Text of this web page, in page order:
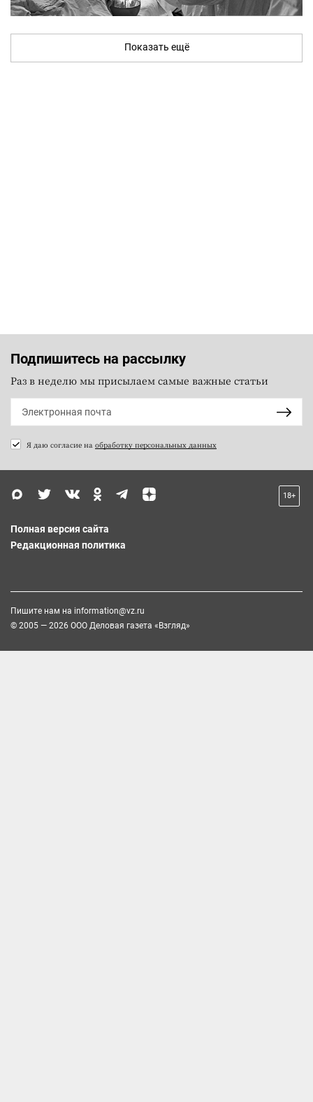
Показать ещё
Подпишитесь на рассылку
Раз в неделю мы присылаем самые важные статьи
Я даю согласие на обработку персональных данных
18+
Полная версия сайта
Редакционная политика
Пишите нам на information@vz.ru
© 2005 — 2026 ООО Деловая газета «Взгляд»